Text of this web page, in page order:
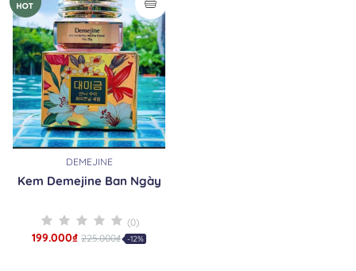
DEMEJINE
Kem Demejine Ban Ngày
(0)
199.000₫ 225.000₫ -12%